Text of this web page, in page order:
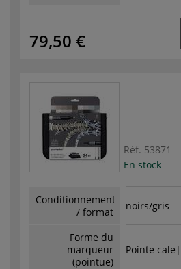
79,50 €
Réf. 53871
En stock
Conditionnement
/ format
noirs/gris
Forme du
marqueur
(pointue)
Pointe